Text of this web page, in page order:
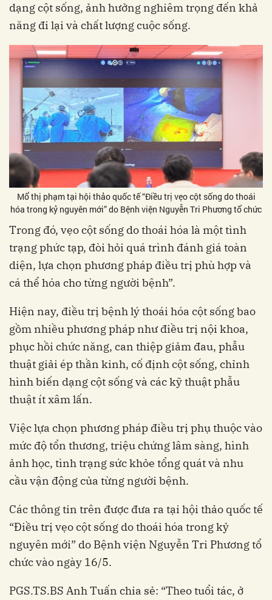
dạng cột sống, ảnh hưởng nghiêm trọng đến khả
năng đi lại và chất lượng cuộc sống.
Mổ thị phạm tại hội thảo quốc tế “Điều trị vẹo cột sống do thoái
hóa trong kỷ nguyên mới” do Bệnh viện Nguyễn Tri Phương tổ chức
Trong đó, vẹo cột sống do thoái hóa là một tình
trạng phức tạp, đòi hỏi quá trình đánh giá toàn
diện, lựa chọn phương pháp điều trị phù hợp và
cá thể hóa cho từng người bệnh”.
Hiện nay, điều trị bệnh lý thoái hóa cột sống bao
gồm nhiều phương pháp như điều trị nội khoa,
phục hồi chức năng, can thiệp giảm đau, phẫu
thuật giải ép thần kinh, cố định cột sống, chỉnh
hình biến dạng cột sống và các kỹ thuật phẫu
thuật ít xâm lấn.
Việc lựa chọn phương pháp điều trị phụ thuộc vào
mức độ tổn thương, triệu chứng lâm sàng, hình
ảnh học, tình trạng sức khỏe tổng quát và nhu
cầu vận động của từng người bệnh.
Các thông tin trên được đưa ra tại hội thảo quốc tế
“Điều trị vẹo cột sống do thoái hóa trong kỷ
nguyên mới” do Bệnh viện Nguyễn Tri Phương tổ
chức vào ngày 16/5.
PGS.TS.BS Anh Tuấn chia sẻ: “Theo tuổi tác, ở